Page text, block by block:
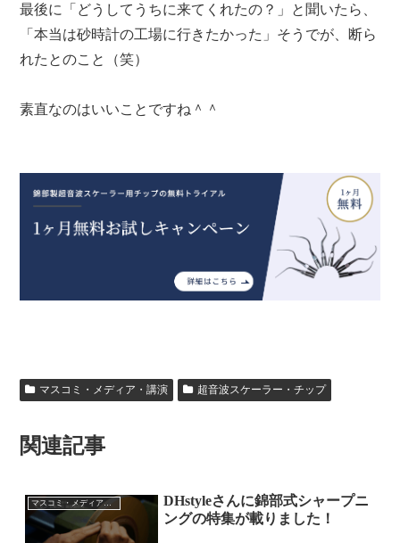
最後に「どうしてうちに来てくれたの？」と聞いたら、
「本当は砂時計の工場に行きたかった」そうでが、断ら
れたとのこと（笑）
素直なのはいいことですね＾＾
マスコミ・メディア・講演 超音波スケーラー・チップ
関連記事
マスコミ・メディア・講演
DHstyleさんに錦部式シャープニ
ングの特集が載りました！